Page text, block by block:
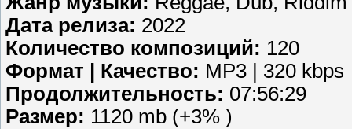
Дата релиза: 2022
Количество композиций: 120
Формат | Качество: MP3 | 320 kbps
Продолжительность: 07:56:29
Размер: 1120 mb (+3% )